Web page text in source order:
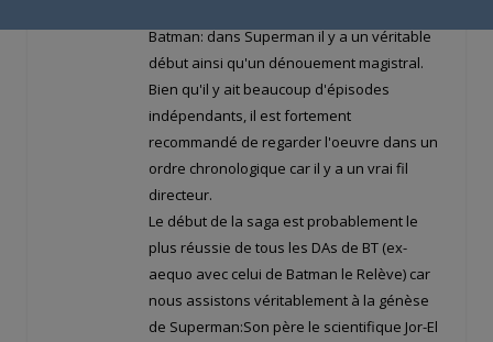
Batman: dans Superman il y a un véritable
début ainsi qu'un dénouement magistral.
Bien qu'il y ait beaucoup d'épisodes
indépendants, il est fortement
recommandé de regarder l'oeuvre dans un
ordre chronologique car il y a un vrai fil
directeur.
Le début de la saga est probablement le
plus réussie de tous les DAs de BT (ex-
aequo avec celui de Batman le Relève) car
nous assistons véritablement à la génèse
de Superman:Son père le scientifique Jor-El